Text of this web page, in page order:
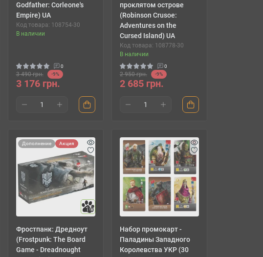
Godfather: Corleone's
Empire) UA
Код товара: 108754-30
В наличии
0
3 490 грн. -9%
3 176 грн.
проклятом острове
(Robinson Crusoe:
Adventures on the
Cursed Island) UA
Код товара: 108778-30
В наличии
0
2 950 грн. -9%
2 685 грн.
Дополнение Акция
10
Фростпанк: Дредноут
(Frostpunk: The Board
Game - Dreadnought
Набор промокарт -
Паладины Западного
Королевства УКР (30